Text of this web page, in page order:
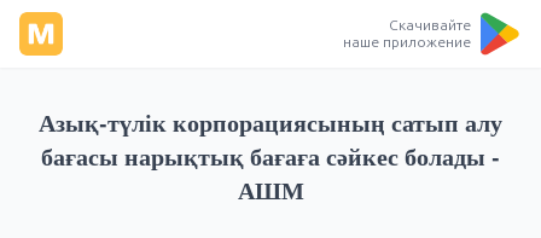
Скачивайте
наше приложение
Азық-түлік корпорациясының сатып алу
бағасы нарықтық бағаға сәйкес болады -
АШМ